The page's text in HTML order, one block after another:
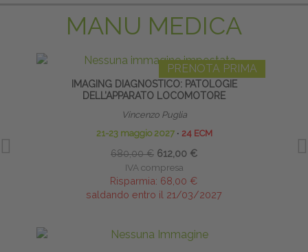
MANU MEDICA
PRENOTA PRIMA
IMAGING DIAGNOSTICO: PATOLOGIE
DELL’APPARATO LOCOMOTORE
Vincenzo Puglia
21-23 maggio 2027 ∙ 24 ECM
680,00 € 612,00 €
IVA compresa
Risparmia: 68,00 €
saldando entro il 21/03/2027